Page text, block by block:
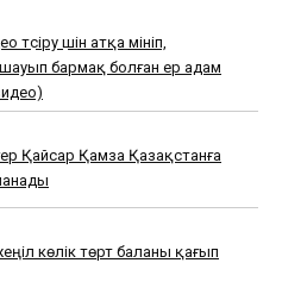
түсіру үшін атқа мініп,
бармақ болған ер адам
Қайсар Қамза Қазақстанға
көлік төрт баланы қағып